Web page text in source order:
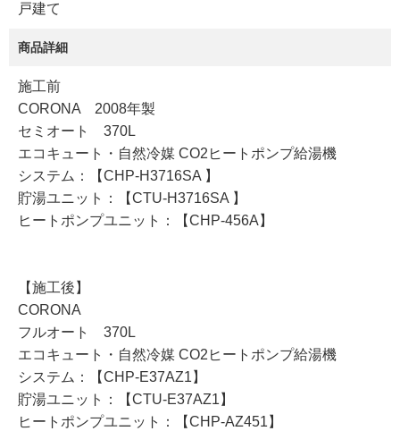
戸建て
商品詳細
施工前
CORONA 2008年製
セミオート 370L
エコキュート・自然冷媒 CO2ヒートポンプ給湯機
システム：【CHP-H3716SA 】
貯湯ユニット：【CTU-H3716SA 】
ヒートポンプユニット：【CHP-456A】
【施工後】
CORONA
フルオート 370L
エコキュート・自然冷媒 CO2ヒートポンプ給湯機
システム：【CHP-E37AZ1】
貯湯ユニット：【CTU-E37AZ1】
ヒートポンプユニット：【CHP-AZ451】